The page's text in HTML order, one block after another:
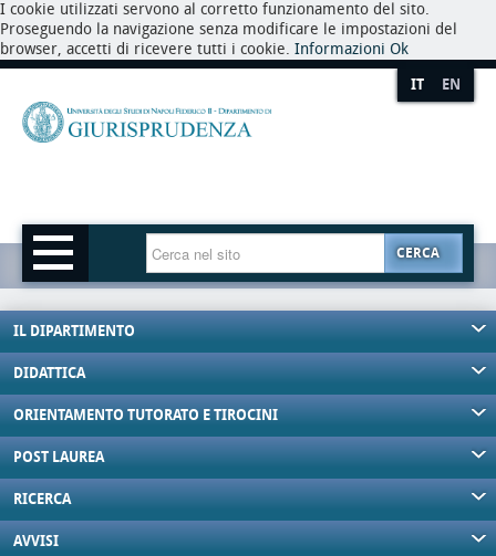
I cookie utilizzati servono al corretto funzionamento del sito.
Proseguendo la navigazione senza modificare le impostazioni del
browser, accetti di ricevere tutti i cookie. Informazioni Ok
IT EN
CERCA
IL DIPARTIMENTO
DIDATTICA
ORIENTAMENTO TUTORATO E TIROCINI
POST LAUREA
RICERCA
AVVISI